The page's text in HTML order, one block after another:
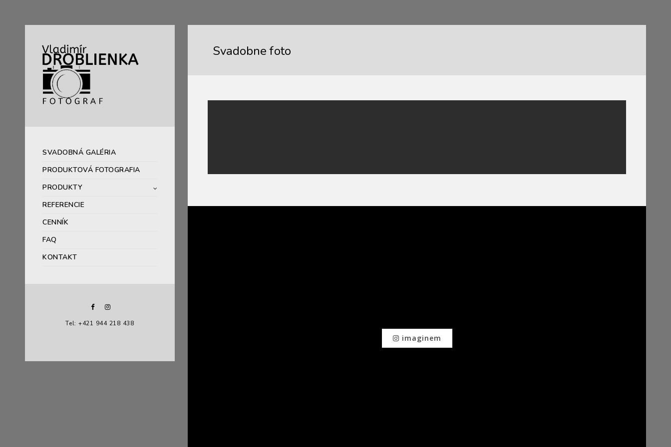
SVADOBNÁ GALÉRIA
PRODUKTOVÁ FOTOGRAFIA
PRODUKTY
REFERENCIE
CENNÍK
FAQ
KONTAKT
Tel: +421 944 218 438
Svadobne foto
imaginem